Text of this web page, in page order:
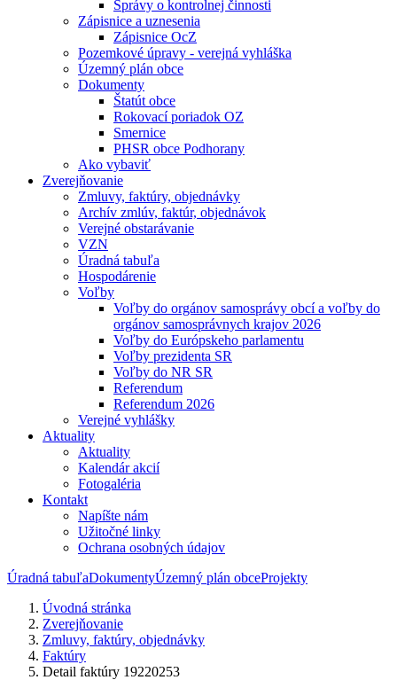
Správy o kontrolnej činnosti
Zápisnice a uznesenia
Zápisnice OcZ
Pozemkové úpravy - verejná vyhláška
Územný plán obce
Dokumenty
Štatút obce
Rokovací poriadok OZ
Smernice
PHSR obce Podhorany
Ako vybaviť
Zverejňovanie
Zmluvy, faktúry, objednávky
Archív zmlúv, faktúr, objednávok
Verejné obstarávanie
VZN
Úradná tabuľa
Hospodárenie
Voľby
Voľby do orgánov samosprávy obcí a voľby do
orgánov samosprávnych krajov 2026
Voľby do Európskeho parlamentu
Voľby prezidenta SR
Voľby do NR SR
Referendum
Referendum 2026
Verejné vyhlášky
Aktuality
Aktuality
Kalendár akcií
Fotogaléria
Kontakt
Napíšte nám
Užitočné linky
Ochrana osobných údajov
Úradná tabuľaDokumentyÚzemný plán obceProjekty
Úvodná stránka
Zverejňovanie
Zmluvy, faktúry, objednávky
Faktúry
Detail faktúry 19220253